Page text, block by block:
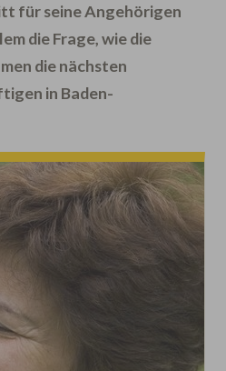
für seine Angehörigen
die Frage, wie die
die nächsten
in Baden-